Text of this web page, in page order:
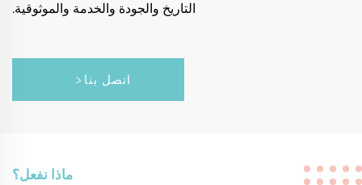
التاريخ والجودة والخدمة والموثوقية.
اتصل بنا
ماذا نفعل؟